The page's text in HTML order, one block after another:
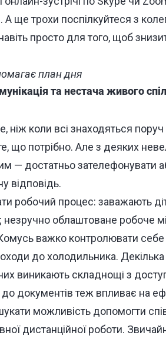
А ще трохи поспілкуйтеся з
просто для того, щоб
план дня
та нестача живого
ніж коли всі знаходяться
що потрібно. Але з деяких
— достатньо зателефонувати
відповідь.
робочий процес: заважають
незручно облаштоване робоче
важко контролювати себе
до холодильника. Декілька
виникають складнощі з
документів теж впливає на
можливість допомогти
дистанційної роботи.